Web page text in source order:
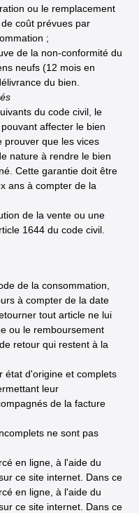
ou le remplacement
coût prévues par
;
de la non-conformité du
neufs (12 mois en
du bien.
du code civil, le
affecter le bien
prouver que les vices
nature à rendre le bien
Cette garantie doit être
ans à compter de la
de la vente ou une
1644 du code civil.
de la consommation,
à compter de la date
tout article ne lui
ou le remboursement
retour qui restent à la
état d'origine et complets
leur
de la facture
ne sont pas
en ligne, à l'aide du
ce site internet. Dans ce
en ligne, à l'aide du
ce site internet. Dans ce